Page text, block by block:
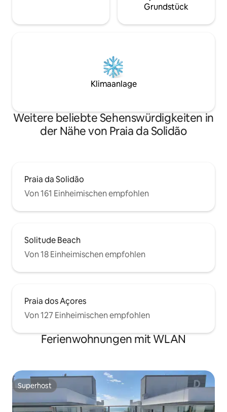
Grundstück
Klimaanlage
Weitere beliebte Sehenswürdigkeiten in
der Nähe von Praia da Solidão
Praia da Solidão
Von 161 Einheimischen empfohlen
Solitude Beach
Von 18 Einheimischen empfohlen
Praia dos Açores
Von 127 Einheimischen empfohlen
Ferienwohnungen mit WLAN
Superhost
Superhost